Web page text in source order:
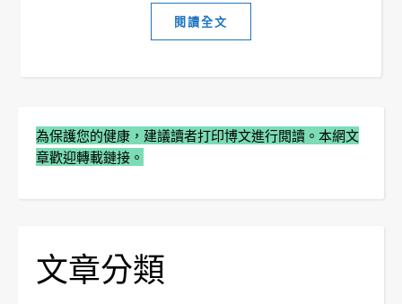
閱讀全文
為保護您的健康，建議讀者打印博文進行閲讀。本網文
章歡迎轉載鏈接。
文章分類